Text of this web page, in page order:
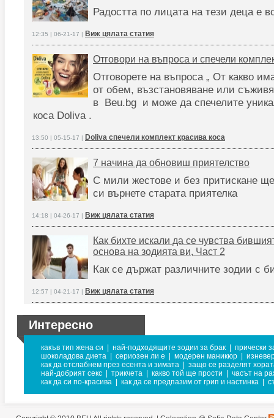
Радостта по лицата на тези деца е
12:35 | 06-21-17 | Виж цялата статия
Отговори на въпрoса и спечели
Отговорете на въпроса „ От какво
от обем, възстановяване или
в Beu.bg и може да спечелите
коса Doliva .
13:50 | 05-15-17 | Doliva спечели комплект красива коса
7 начина да обновиш приятелство
С мили жестове и без притискане ще
си върнете старата приятелка
14:18 | 04-26-17 | Виж цялата статия
Как бихте искали да се чувства
основа на зодията ви, Част 2
Как се държат различните зодии с
12:57 | 04-21-17 | Виж цялата статия
Интересно
какъв тип жена си най-подходящите зодии за брак
прически
шоколадова диета
сериозен ли е модерен маникюр
как да отслабнем през есента и зимата
защо се разделят
най-добрият секс
трикчета какво той ще прости
часът на
как да си по-красива
как да се предпазим от грип и настинка